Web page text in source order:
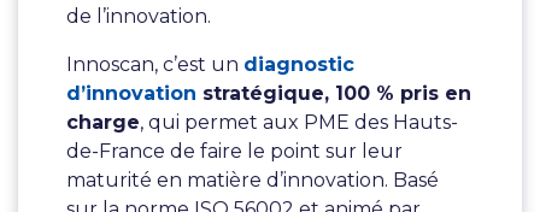
de l’innovation.
Innoscan, c’est un diagnostic
d’innovation stratégique, 100 % pris en
charge, qui permet aux PME des Hauts-
de-France de faire le point sur leur
maturité en matière d’innovation. Basé